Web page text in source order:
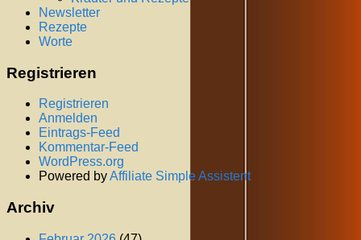
Newsletter
Rezepte
Worte
Registrieren
Registrieren
Anmelden
Eintrags-Feed
Kommentar-Feed
WordPress.org
Powered byAffiliate Simple Assistent
Archiv